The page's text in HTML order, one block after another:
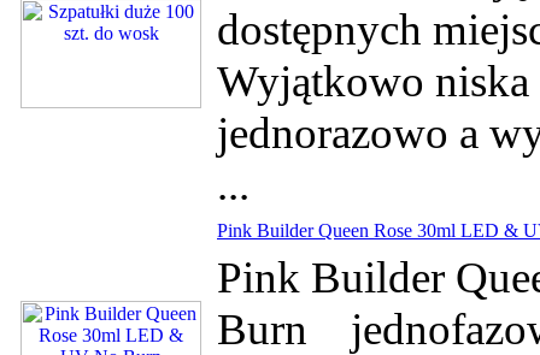
dostępnych
Wyjątkowo niska
jednorazowo a
...
Pink Builder Queen Rose 30ml LED &
Pink Builder
Burn